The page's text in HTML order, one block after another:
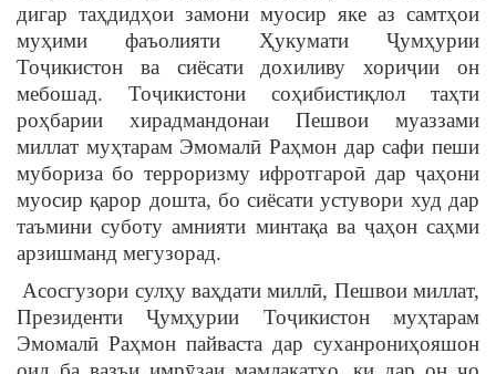
дигар таҳдидҳои замони муосир яке аз самтҳои
муҳими фаъолияти Ҳукумати Ҷумҳурии
Тоҷикистон ва сиёсати дохиливу хориҷии он
мебошад. Тоҷикистони соҳибистиқлол таҳти
роҳбарии хирадмандонаи Пешвои муаззами
миллат муҳтарам Эмомалӣ Раҳмон дар сафи пеши
мубориза бо терроризму ифротгароӣ дар ҷаҳони
муосир қарор дошта, бо сиёсати устувори худ дар
таъмини суботу амнияти минтақа ва ҷаҳон саҳми
арзишманд мегузорад.
Асосгузори сулҳу ваҳдати миллӣ, Пешвои миллат,
Президенти Ҷумҳурии Тоҷикистон муҳтарам
Эмомалӣ Раҳмон пайваста дар суханрониҳояшон